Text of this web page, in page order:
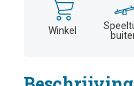
Winkel